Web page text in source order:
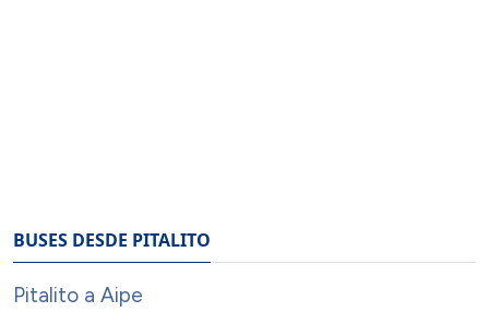
BUSES DESDE PITALITO
Pitalito a Aipe